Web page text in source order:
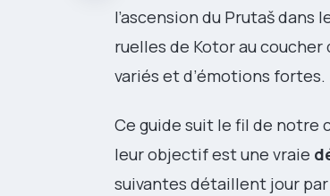
l’ascension du Prutaš dans
ruelles de Kotor au
variés et d’émotions fortes.
Ce guide suit le fil de notre
leur objectif est une vraie
suivantes détaillent jour par